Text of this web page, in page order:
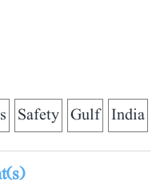
India
Gulf
Safety